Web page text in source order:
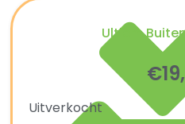
Ultiem
€
Uitverkocht